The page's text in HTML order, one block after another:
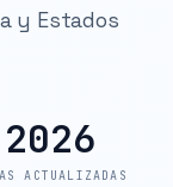
y Estados
2026
ACTUALIZADAS